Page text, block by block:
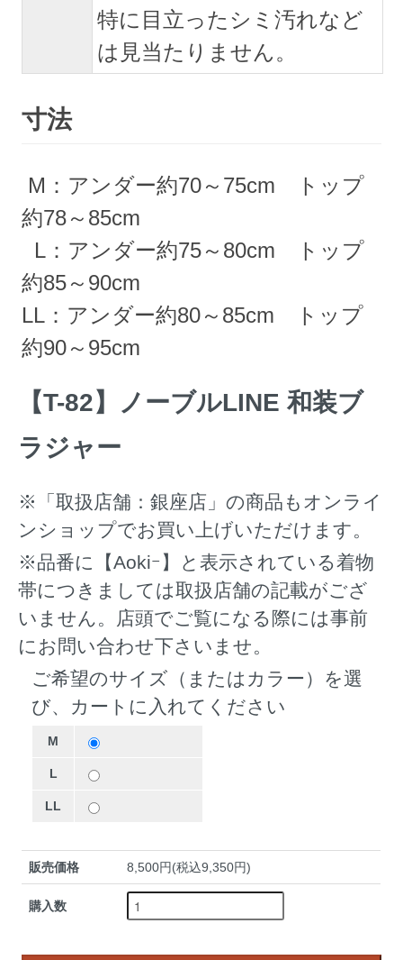
特に目立ったシミ汚れなど
は見当たりません。
寸法
M：アンダー約70～75cm トップ
約78～85cm
L：アンダー約75～80cm トップ
約85～90cm
LL：アンダー約80～85cm トップ
約90～95cm
【T-82】ノーブルLINE 和装ブ
ラジャー
※「取扱店舗：銀座店」の商品もオンライ
ンショップでお買い上げいただけます。
※品番に【Aokiｰ】と表示されている着物
帯につきましては取扱店舗の記載がござ
いません。店頭でご覧になる際には事前
にお問い合わせ下さいませ。
ご希望のサイズ（またはカラー）を選
び、カートに入れてください
M
L
LL
販売価格 8,500円(税込9,350円)
購入数